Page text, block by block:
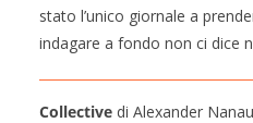
stato l’unico giornale a
indagare a fondo non ci dice
Collective di Alexander Nanau